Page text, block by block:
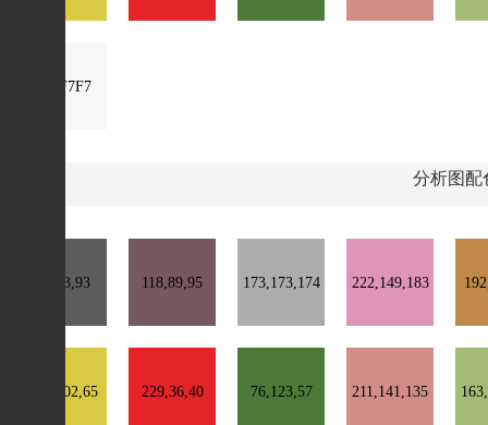
#F8F7F7
分析图配
93,93,93 118,89,95 173,173,174 222,149,183
217,202,65 229,36,40 76,123,57 211,141,135